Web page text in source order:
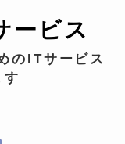
ービス
のITサービス
す